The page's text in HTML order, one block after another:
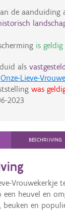
de aanduiding
is geldig
als
Onze-Lieve-
was
2023
BESCHRIJVING
Vrouwekerkje
een heuvel en
beuken en